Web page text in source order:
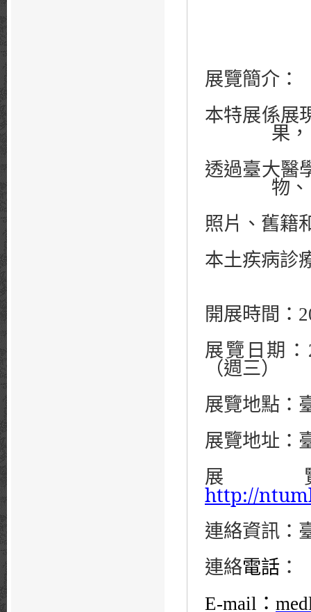
展覽簡介：
本特展係展
果，
透過臺大醫
物、
照片、舊籍
本土疾病診
開展時間：
展覽日期：
（週三）
展覽地點：
展覽地址：
展
http://
連絡資訊：
連絡電話 ：
E-mail ：